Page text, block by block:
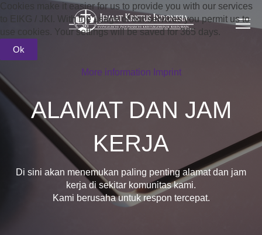
ALAMAT DAN JAM
KERJA
Di sini akan menemukan paling penting alamat dan jam
kerja di sekitar komunitas kami.
Kami berusaha untuk respon tercepat.
Cookies make it easier for us to provide you with our services
to EIKG / JKI. With the usage of our services you permit us to
use cookies. Your settings will be saved for 365 days.
Ok
More information Imprint